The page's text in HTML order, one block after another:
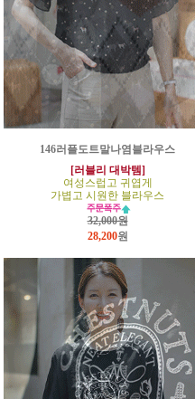
146러플도트말나염블라우스
[러블리 대박템]
여성스럽고 귀엽게
가볍고 시원한 블라우스
32,000원
28,200원